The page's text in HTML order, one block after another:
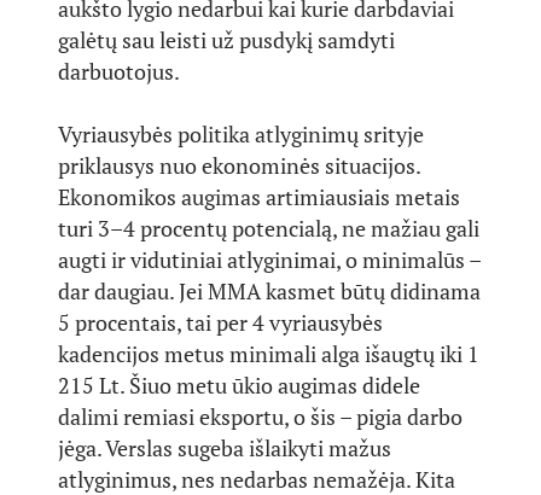
aukšto lygio nedarbui kai kurie darbdaviai
galėtų sau leisti už pusdykį samdyti
darbuotojus.
Vyriausybės politika atlyginimų srityje
priklausys nuo ekonominės situacijos.
Ekonomikos augimas artimiausiais metais
turi 3–4 procentų potencialą, ne mažiau gali
augti ir vidutiniai atlyginimai, o minimalūs –
dar daugiau. Jei MMA kasmet būtų didinama
5 procentais, tai per 4 vyriausybės
kadencijos metus minimali alga išaugtų iki 1
215 Lt. Šiuo metu ūkio augimas didele
dalimi remiasi eksportu, o šis – pigia darbo
jėga. Verslas sugeba išlaikyti mažus
atlyginimus, nes nedarbas nemažėja. Kita